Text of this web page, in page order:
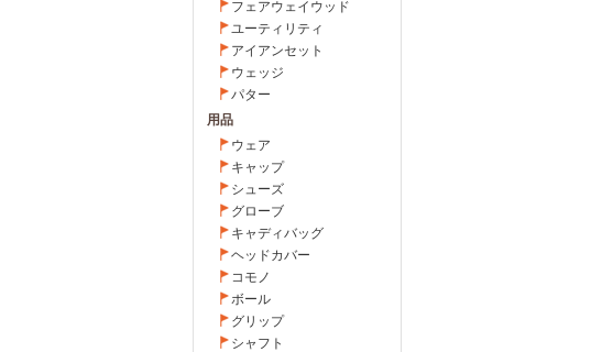
フェアウェイウッド
ユーティリティ
アイアンセット
ウェッジ
パター
用品
ウェア
キャップ
シューズ
グローブ
キャディバッグ
ヘッドカバー
コモノ
ボール
グリップ
シャフト